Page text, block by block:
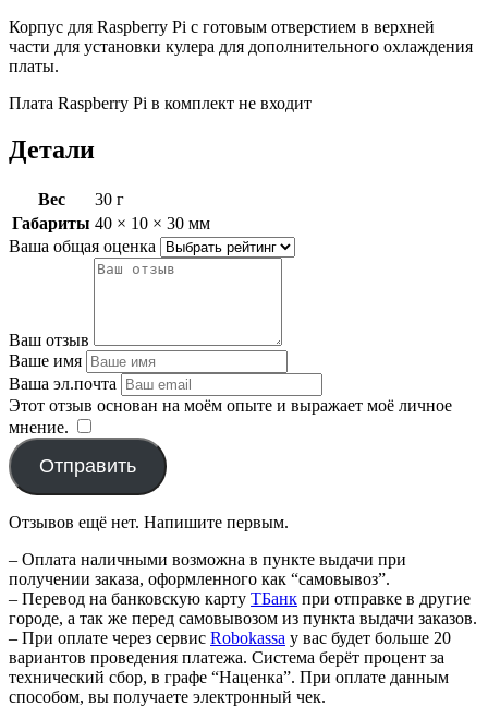
Корпус для Raspberry Pi с готовым отверстием в верхней
части для установки кулера для дополнительного охлаждения
платы.
Плата Raspberry Pi в комплект не входит
Детали
Вес
30 г
Габариты 40 × 10 × 30 мм
Ваша общая оценка
Ваш отзыв
Ваше имя
Ваша эл.почта
Этот отзыв основан на моём опыте и выражает моё личное
мнение.
Отправить
Отзывов ещё нет. Напишите первым.
– Оплата наличными возможна в пункте выдачи при
получении заказа, оформленного как “самовывоз”.
– Перевод на банковскую карту TБанк при отправке в другие
городе, а так же перед самовывозом из пункта выдачи заказов.
– При оплате через сервис Robokassa у вас будет больше 20
вариантов проведения платежа. Система берёт процент за
технический сбор, в графе “Наценка”. При оплате данным
способом, вы получаете электронный чек.